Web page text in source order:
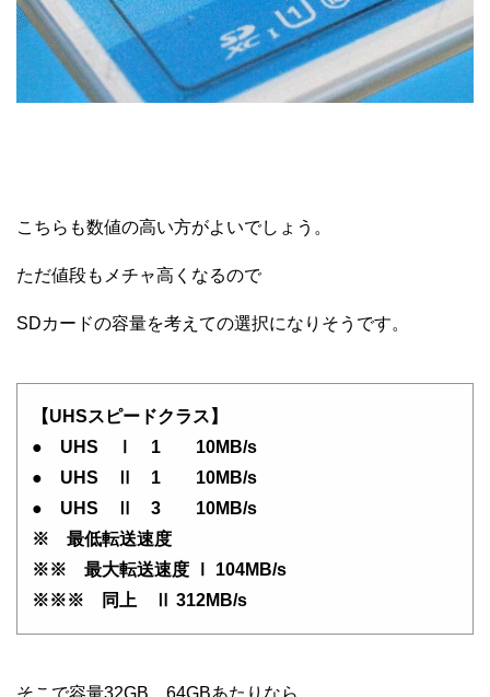
こちらも数値の高い方がよいでしょう。
ただ値段もメチャ高くなるので
SDカードの容量を考えての選択になりそうです。
【UHSスピードクラス】
● UHS Ⅰ 1 10MB/s
● UHS Ⅱ 1 10MB/s
● UHS Ⅱ 3 10MB/s
※ 最低転送速度
※※ 最大転送速度 Ⅰ 104MB/s
※※※ 同上 Ⅱ 312MB/s
そこで容量32GB、64GBあたりなら